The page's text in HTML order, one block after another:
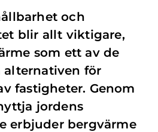
och
blir allt viktigare,
som ett av de
alternativen för
fastigheter. Genom
jordens
erbjuder bergvärme